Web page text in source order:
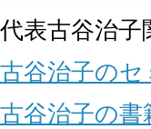
代表古谷治子
古谷治子のセ
古谷治子の